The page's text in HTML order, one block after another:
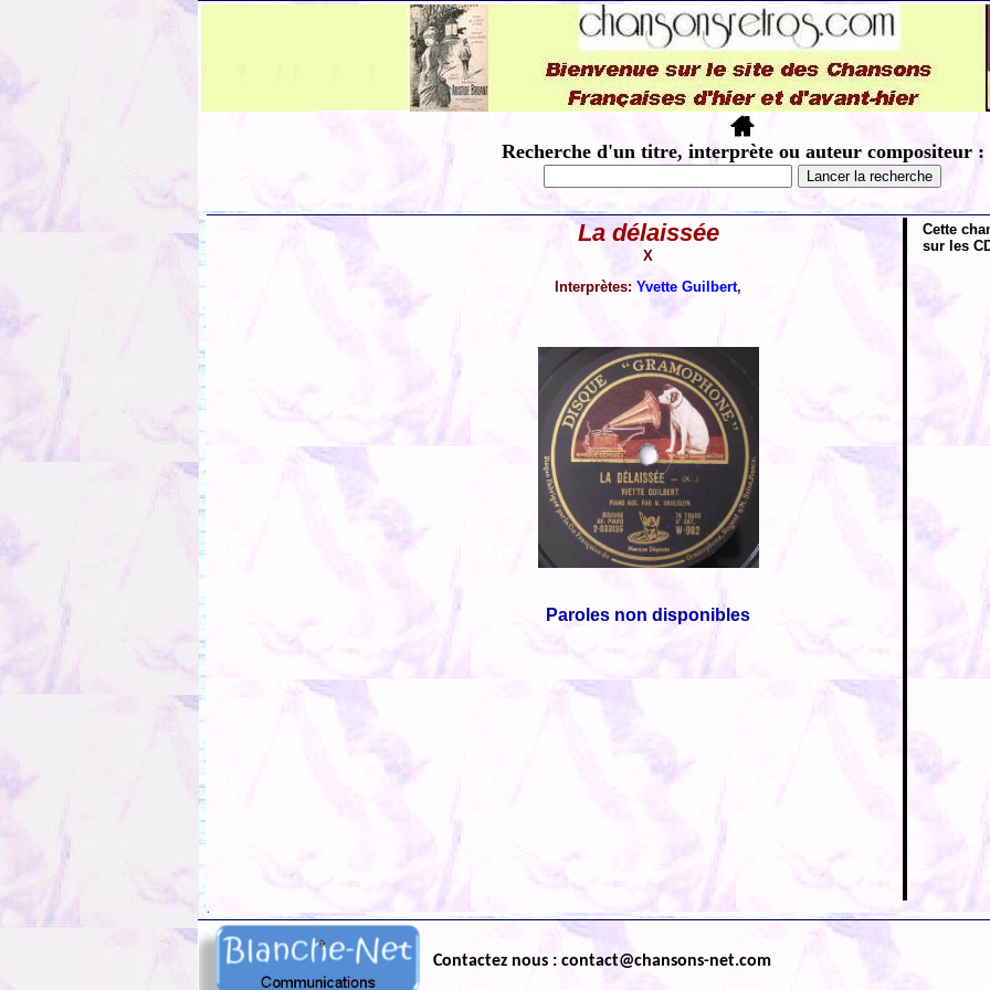
Recherche d'un titre, interprète ou auteur compositeur :
La délaissée
X
Interprètes: Yvette Guilbert,
Paroles non disponibles
Cette
sur les
Contactez nous : contact@chansons-net.com